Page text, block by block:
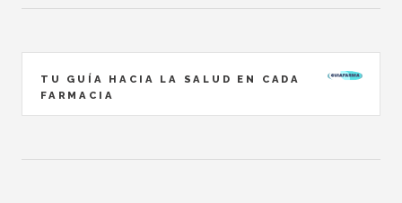
TU GUÍA HACIA LA SALUD EN CADA
FARMACIA